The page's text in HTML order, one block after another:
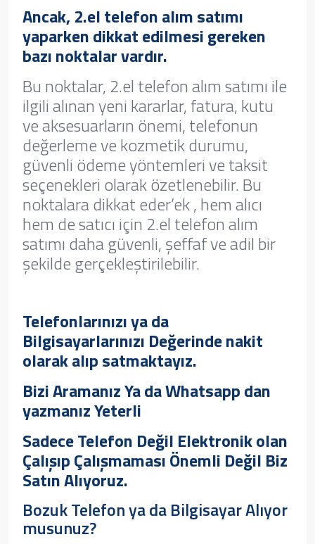
Ancak, 2.el telefon alım satımı
yaparken dikkat edilmesi gereken
bazı noktalar vardır.
Bu noktalar, 2.el telefon alım satımı ile
ilgili alınan yeni kararlar, fatura, kutu
ve aksesuarların önemi, telefonun
değerleme ve kozmetik durumu,
güvenli ödeme yöntemleri ve taksit
seçenekleri olarak özetlenebilir. Bu
noktalara dikkat eder’ek , hem alıcı
hem de satıcı için 2.el telefon alım
satımı daha güvenli, şeffaf ve adil bir
şekilde gerçekleştirilebilir.
Telefonlarınızı ya da
Bilgisayarlarınızı Değerinde nakit
olarak alıp satmaktayız.
Bizi Aramanız Ya da Whatsapp dan
yazmanız Yeterli
Sadece Telefon Değil Elektronik olan
Çalışıp Çalışmaması Önemli Değil Biz
Satın Alıyoruz.
Bozuk Telefon ya da Bilgisayar Alıyor
musunuz?